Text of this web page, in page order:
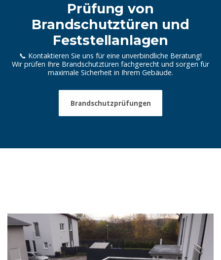
Prüfung von
Brandschutztüren und
Feststellanlagen
📞 Kontaktieren Sie uns für eine unverbindliche Beratung!
Wir prüfen Ihre Brandschutztüren fachgerecht und sorgen für
maximale Sicherheit in Ihrem Gebäude.
Brandschutzprüfungen